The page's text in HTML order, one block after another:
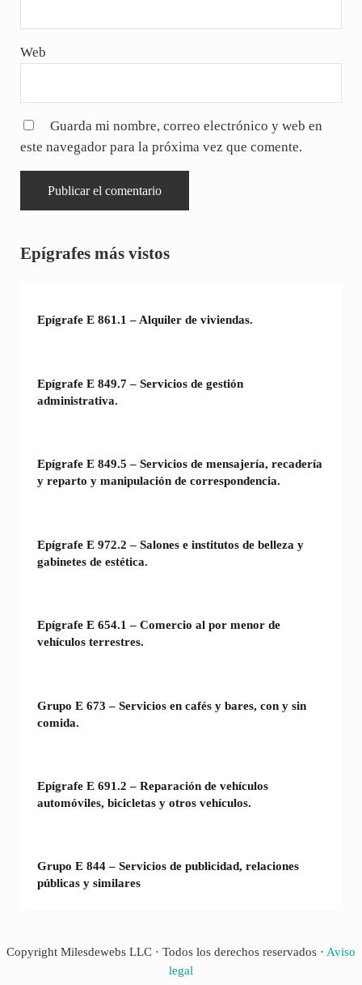
Web
Guarda mi nombre, correo electrónico y web en
este navegador para la próxima vez que comente.
Sidebar
Epígrafes más vistos
Epígrafe E 861.1 – Alquiler de viviendas.
Epígrafe E 849.7 – Servicios de gestión
administrativa.
Epígrafe E 849.5 – Servicios de mensajería, recadería
y reparto y manipulación de correspondencia.
Epígrafe E 972.2 – Salones e institutos de belleza y
gabinetes de estética.
Epígrafe E 654.1 – Comercio al por menor de
vehículos terrestres.
Grupo E 673 – Servicios en cafés y bares, con y sin
comida.
Epígrafe E 691.2 – Reparación de vehículos
automóviles, bicicletas y otros vehículos.
Grupo E 844 – Servicios de publicidad, relaciones
públicas y similares
Copyright Milesdewebs LLC · Todos los derechos reservados · Aviso
legal